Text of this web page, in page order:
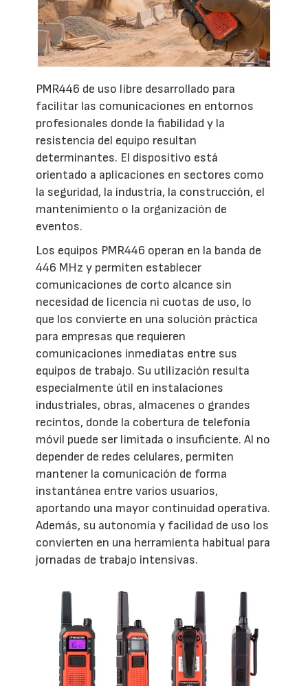
PMR446 de uso libre desarrollado para
facilitar las comunicaciones en entornos
profesionales donde la fiabilidad y la
resistencia del equipo resultan
determinantes. El dispositivo está
orientado a aplicaciones en sectores como
la seguridad, la industria, la construcción, el
mantenimiento o la organización de
eventos.
Los equipos PMR446 operan en la banda de
446 MHz y permiten establecer
comunicaciones de corto alcance sin
necesidad de licencia ni cuotas de uso, lo
que los convierte en una solución práctica
para empresas que requieren
comunicaciones inmediatas entre sus
equipos de trabajo. Su utilización resulta
especialmente útil en instalaciones
industriales, obras, almacenes o grandes
recintos, donde la cobertura de telefonía
móvil puede ser limitada o insuficiente. Al no
depender de redes celulares, permiten
mantener la comunicación de forma
instantánea entre varios usuarios,
aportando una mayor continuidad operativa.
Además, su autonomía y facilidad de uso los
convierten en una herramienta habitual para
jornadas de trabajo intensivas.